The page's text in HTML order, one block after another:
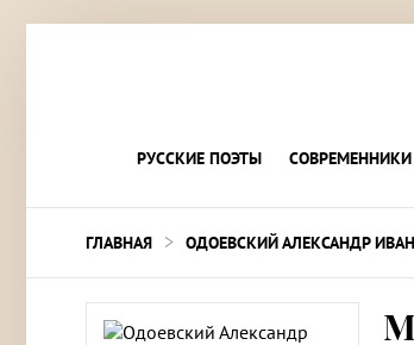
РУССКИЕ ПОЭТЫ СОВРЕМЕННИКИ
ГЛАВНАЯ > ОДОЕВСКИЙ АЛЕКСАНДР